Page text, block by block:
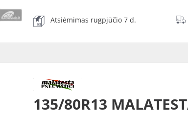
Atsiėmimas rugpjūčio 7 d.
135/80R13